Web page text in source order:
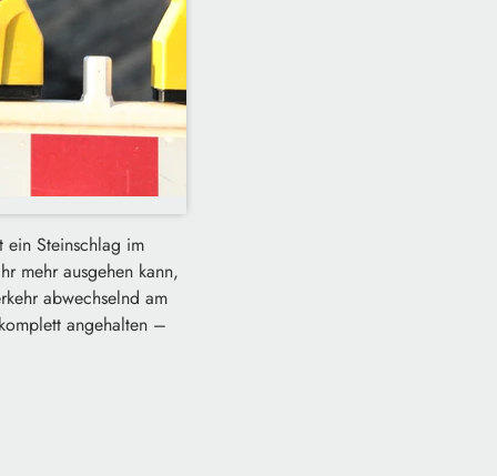
ein Steinschlag im
mehr ausgehen kann,
abwechselnd am
angehalten –